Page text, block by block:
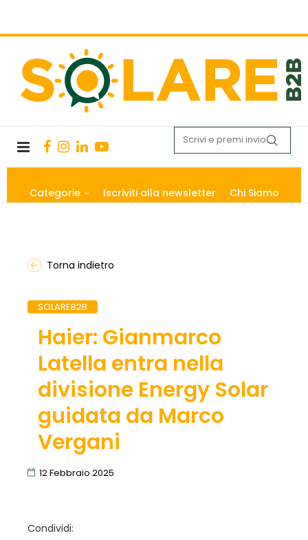
Categorie Iscriviti alla newsletter Chi Siamo
Torna indietro
SOLAREB2B
Haier: Gianmarco
Latella entra nella
divisione Energy Solar
guidata da Marco
Vergani
12 Febbraio 2025
Condividi: